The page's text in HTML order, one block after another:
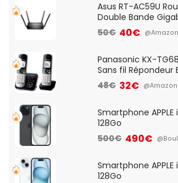
Asus RT-AC59U
Double Bande
Client VPN, Triple
d'accès et Bridge,
50€ 40€ @Amazon
Panasonic KX-
Sans fil Répondeur
Française]
48€ 32€ @Amazon
Smartphone APPLE
128Go
500€ 490€
Smartphone APPLE
128Go